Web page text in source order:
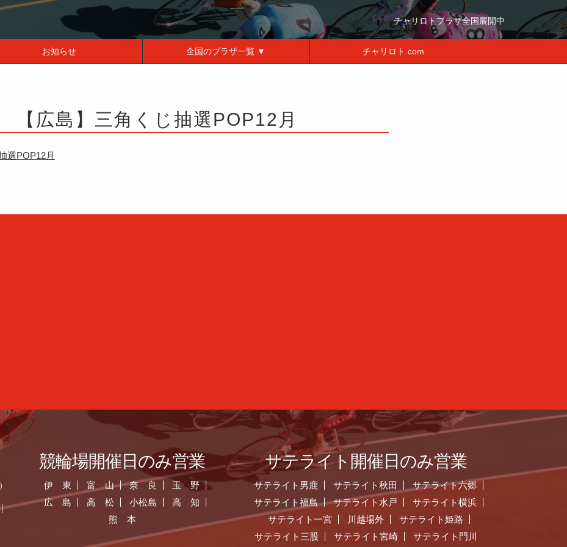
チャリロトプラザ全国展開中
お知らせ 全国のプラザ一覧 ▼ チャリロト.com
【広島】三角くじ抽選POP12月
選POP12月
競輪場開催日のみ営業
伊 東 富 山 奈 良
玉 野
広 島
高 松 小松島
高 知
熊 本
サテライト開催日のみ営業
サテライト男鹿 サテライト秋田
サテライト六郷
サテライト福島
サテライト水戸
サテライト横浜
サテライト一宮
川越場外
サテライト姫路
サテライト三股
サテライト宮崎 サテライト門川